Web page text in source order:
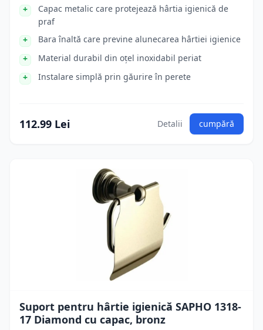
Capac metalic care protejează hârtia igienică de
praf
Bara înaltă care previne alunecarea hârtiei igienice
Material durabil din oțel inoxidabil periat
Instalare simplă prin găurire în perete
112.99 Lei Detalii cumpără
Suport pentru hârtie igienică SAPHO 1318-
17 Diamond cu capac, bronz